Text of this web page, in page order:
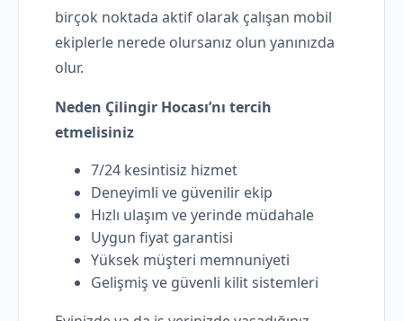
birçok noktada aktif olarak çalışan mobil
ekiplerle nerede olursanız olun yanınızda
olur.
Neden Çilingir Hocası’nı tercih
etmelisiniz
7/24 kesintisiz hizmet
Deneyimli ve güvenilir ekip
Hızlı ulaşım ve yerinde müdahale
Uygun fiyat garantisi
Yüksek müşteri memnuniyeti
Gelişmiş ve güvenli kilit sistemleri